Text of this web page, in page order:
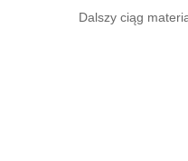
Dalszy ciąg